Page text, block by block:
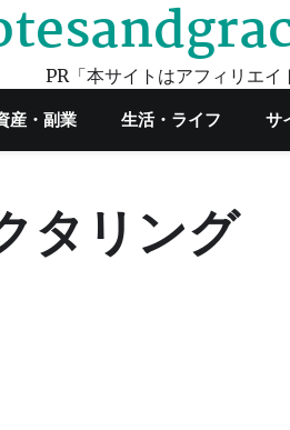
PR「本サイトはアフィリエイ
産・副業 生活・ライフ サ
タリング